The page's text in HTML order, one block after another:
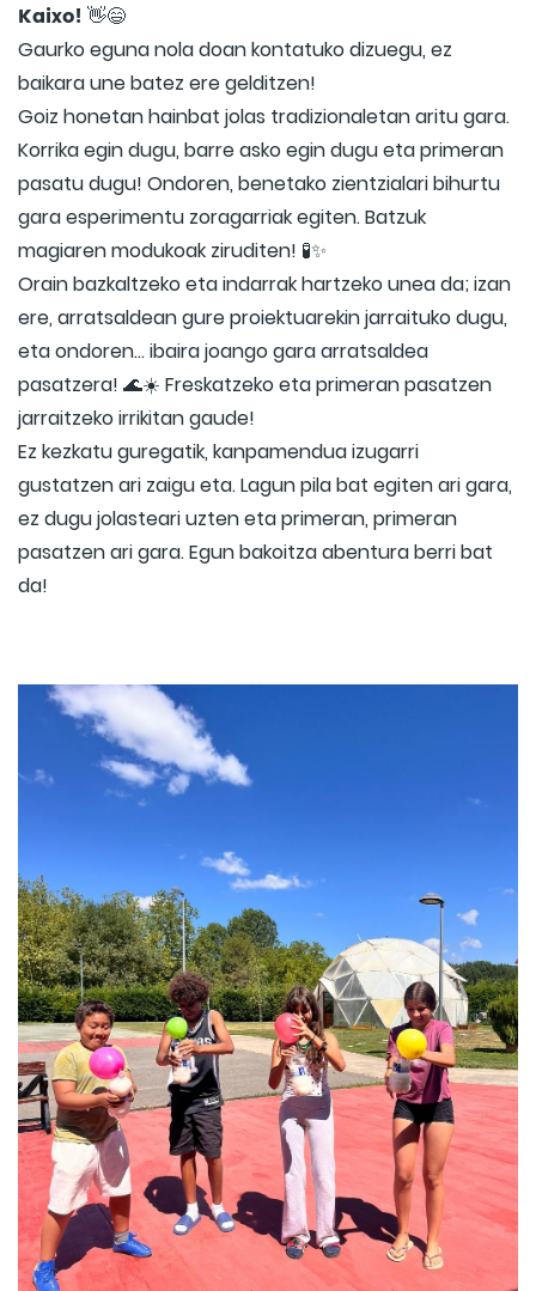
Kaixo! 👋😄
Gaurko eguna nola doan kontatuko dizuegu, ez
baikara une batez ere gelditzen!
Goiz honetan hainbat jolas tradizionaletan aritu gara.
Korrika egin dugu, barre asko egin dugu eta primeran
pasatu dugu! Ondoren, benetako zientzialari bihurtu
gara esperimentu zoragarriak egiten. Batzuk
magiaren modukoak ziruditen! 🧪✨
Orain bazkaltzeko eta indarrak hartzeko unea da; izan
ere, arratsaldean gure proiektuarekin jarraituko dugu,
eta ondoren... ibaira joango gara arratsaldea
pasatzera! 🌊☀️ Freskatzeko eta primeran pasatzen
jarraitzeko irrikitan gaude!
Ez kezkatu guregatik, kanpamendua izugarri
gustatzen ari zaigu eta. Lagun pila bat egiten ari gara,
ez dugu jolasteari uzten eta primeran, primeran
pasatzen ari gara. Egun bakoitza abentura berri bat
da!